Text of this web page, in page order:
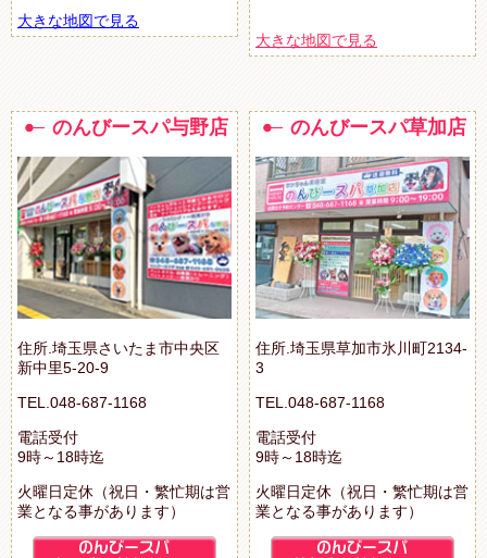
大きな地図で見る
大きな地図で見る
のんびースパ与野店
住所.埼玉県さいたま市中央区
新中里5-20-9
TEL.048-687-1168
電話受付
9時～18時迄
火曜日定休（祝日・繁忙期は営
業となる事があります）
のんびースパ草加店
住所.埼玉県草加市氷川町2134-
3
TEL.048-687-1168
電話受付
9時～18時迄
火曜日定休（祝日・繁忙期は営
業となる事があります）